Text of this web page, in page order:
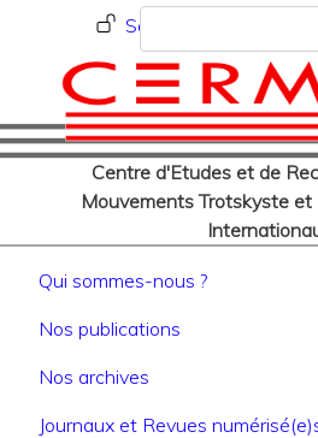
au
Menu du
Se connecter
Centre d'Etudes et de
Mouvements Trotskyste et
Rechercher
Navigation
Qui sommes-nous ?
Nos publications
Nos archives
Journaux et Revues